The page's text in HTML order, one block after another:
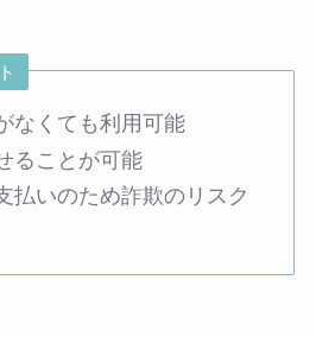
なくても利用可能
ることが可能
払いのため詐欺のリスク